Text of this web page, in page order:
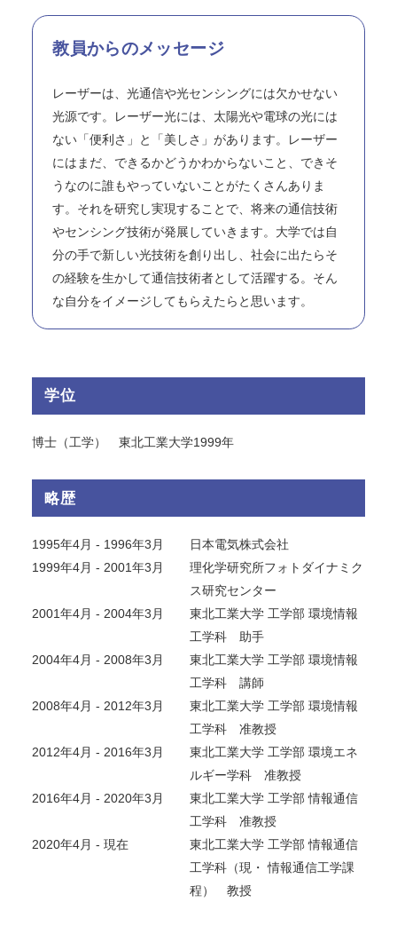
教員からのメッセージ
レーザーは、光通信や光センシングには欠かせない
光源です。レーザー光には、太陽光や電球の光には
ない「便利さ」と「美しさ」があります。レーザー
にはまだ、できるかどうかわからないこと、できそ
うなのに誰もやっていないことがたくさんありま
す。それを研究し実現することで、将来の通信技術
やセンシング技術が発展していきます。大学では自
分の手で新しい光技術を創り出し、社会に出たらそ
の経験を生かして通信技術者として活躍する。そん
な自分をイメージしてもらえたらと思います。
学位
博士（工学） 東北工業大学1999年
略歴
1995年4月 - 1996年3月
日本電気株式会社
1999年4月 - 2001年3月
理化学研究所フォトダイナミク
ス研究センター
2001年4月 - 2004年3月
東北工業大学 工学部 環境情報
工学科 助手
2004年4月 - 2008年3月
東北工業大学 工学部 環境情報
工学科 講師
2008年4月 - 2012年3月
東北工業大学 工学部 環境情報
工学科 准教授
2012年4月 - 2016年3月
東北工業大学 工学部 環境エネ
ルギー学科 准教授
2016年4月 - 2020年3月
東北工業大学 工学部 情報通信
工学科 准教授
2020年4月 - 現在
東北工業大学 工学部 情報通信
工学科（現・ 情報通信工学課
程） 教授